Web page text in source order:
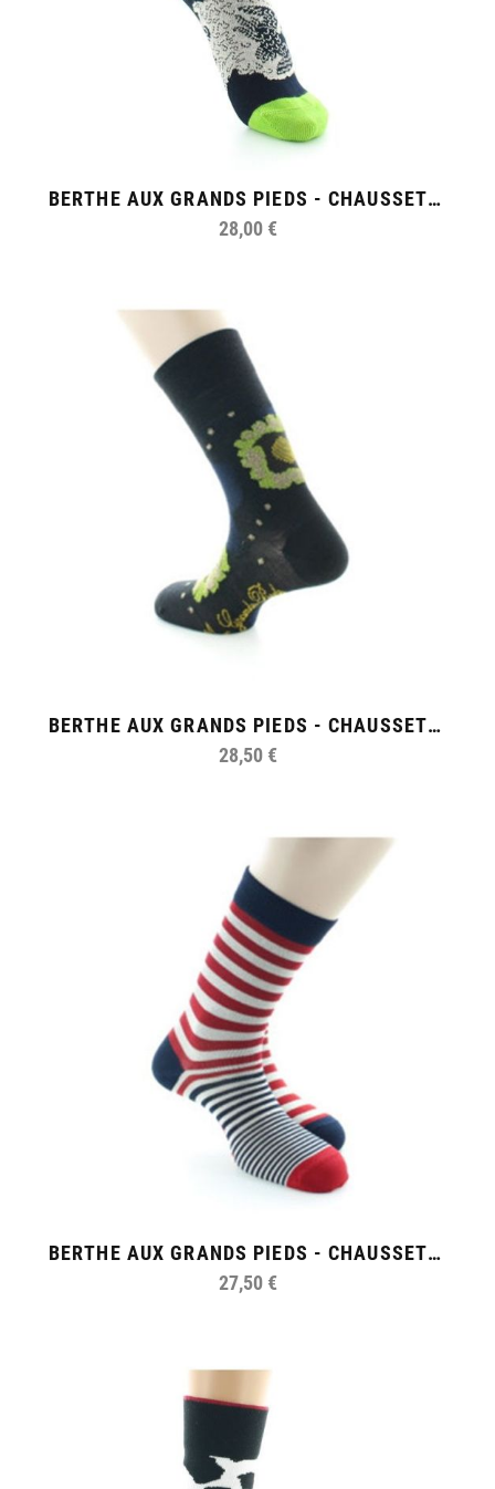
BERTHE AUX GRANDS PIEDS - CHAUSSETTES FEMME FIL D'ECOSSE L'OISEAU
28,00 €
BERTHE AUX GRANDS PIEDS - CHAUSSETTES HOMME NÉNUPHAR
28,50 €
BERTHE AUX GRANDS PIEDS - CHAUSSETTES HOMME RAYURES ASYMÉTRIQUES
27,50 €